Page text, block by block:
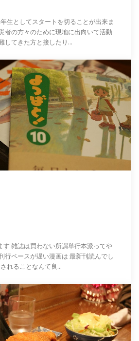
生としてスタートを切ることが出来ま
た避難してきた方と接したり...
派ってや
れることなんて良...